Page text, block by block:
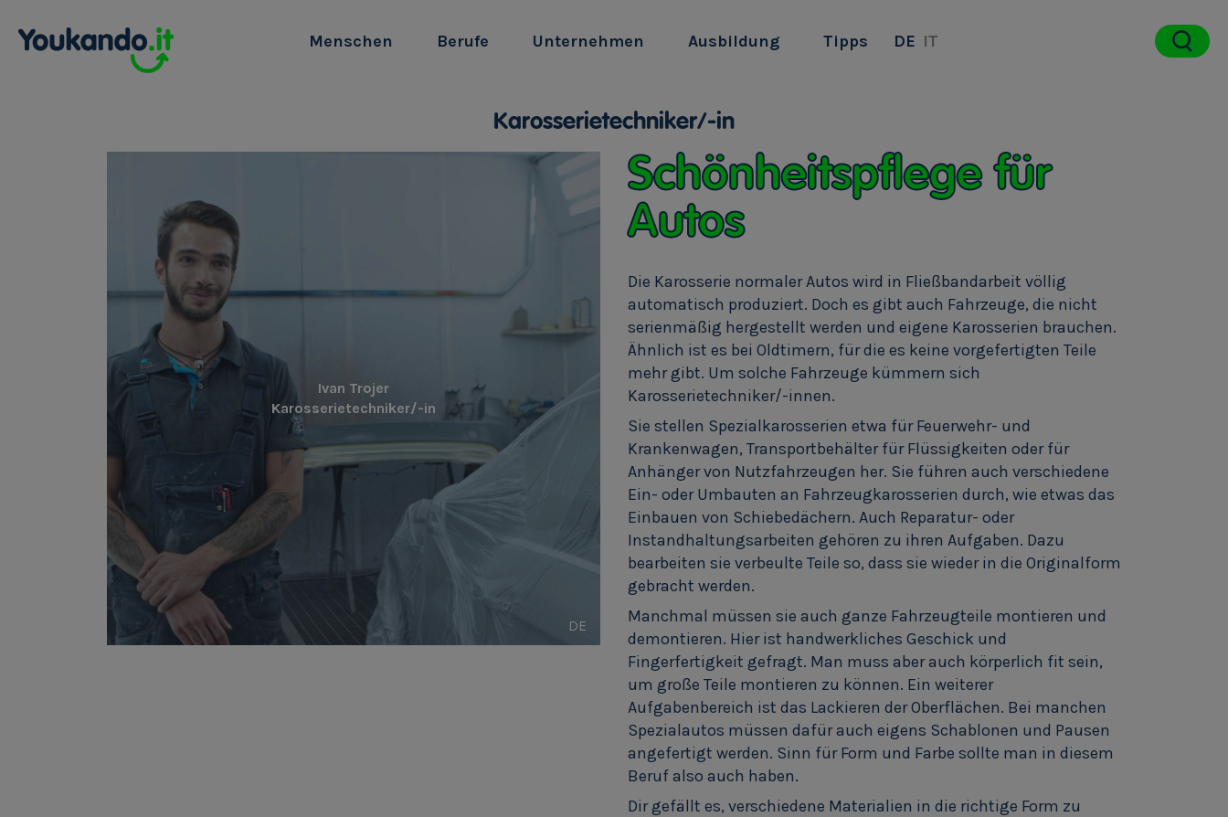
Menschen Berufe Unternehmen Ausbildung Tipps DE IT
Karosserietechniker/-in
Schönheitspflege für
Autos
Die Karosserie normaler Autos wird in Fließbandarbeit völlig
automatisch produziert. Doch es gibt auch Fahrzeuge, die nicht
serienmäßig hergestellt werden und eigene Karosserien brauchen.
Ähnlich ist es bei Oldtimern, für die es keine vorgefertigten Teile
mehr gibt. Um solche Fahrzeuge kümmern sich
Karosserietechniker/-innen.
Sie stellen Spezialkarosserien etwa für Feuerwehr- und
Krankenwagen, Transportbehälter für Flüssigkeiten oder für
Anhänger von Nutzfahrzeugen her. Sie führen auch verschiedene
Ein- oder Umbauten an Fahrzeugkarosserien durch, wie etwas das
Einbauen von Schiebedächern. Auch Reparatur- oder
Instandhaltungsarbeiten gehören zu ihren Aufgaben. Dazu
bearbeiten sie verbeulte Teile so, dass sie wieder in die Originalform
gebracht werden.
Manchmal müssen sie auch ganze Fahrzeugteile montieren und
demontieren. Hier ist handwerkliches Geschick und
Fingerfertigkeit gefragt. Man muss aber auch körperlich fit sein,
um große Teile montieren zu können. Ein weiterer
Aufgabenbereich ist das Lackieren der Oberflächen. Bei manchen
Spezialautos müssen dafür auch eigens Schablonen und Pausen
angefertigt werden. Sinn für Form und Farbe sollte man in diesem
Beruf also auch haben.
Dir gefällt es, verschiedene Materialien in die richtige Form zu
Ivan Trojer
Karosserietechniker/-in
DE